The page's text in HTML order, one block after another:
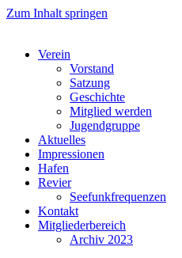
Zum Inhalt springen
Verein
Vorstand
Satzung
Geschichte
Mitglied werden
Jugendgruppe
Aktuelles
Impressionen
Hafen
Revier
Seefunkfrequenzen
Kontakt
Mitgliederbereich
Archiv 2023